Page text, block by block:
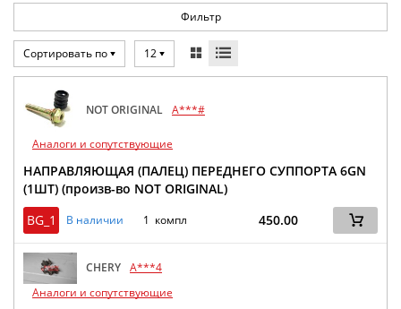
Фильтр
Сортировать по 12
NOT ORIGINAL A***#
Аналоги и сопутствующие
НАПРАВЛЯЮЩАЯ (ПАЛЕЦ) ПЕРЕДНЕГО СУППОРТА 6GN
(1ШТ) (произв-во NOT ORIGINAL)
BG_1
В наличии 1 компл 450.00
CHERY A***4
Аналоги и сопутствующие